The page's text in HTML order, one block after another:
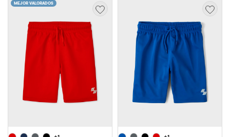
MEJOR VALORADOS